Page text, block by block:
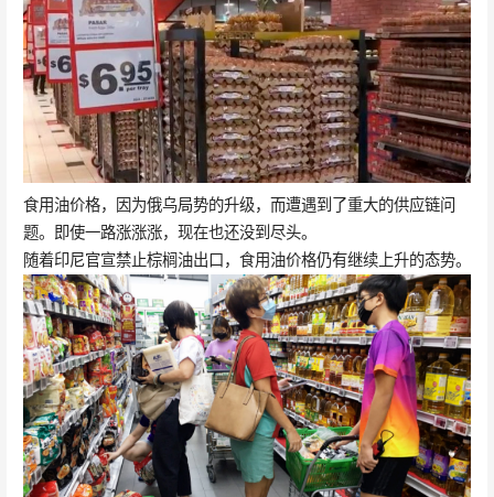
食用油价格，因为俄乌局势的升级，而遭遇到了重大的供应链问
题。即使一路涨涨涨，现在也还没到尽头。
随着印尼官宣禁止棕榈油出口，食用油价格仍有继续上升的态势。